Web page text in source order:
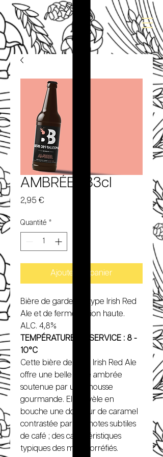
AMBRÉE - 33cl
2,95 €Prix
Quantité *
Ajouter au panier
Bière de garde, de type Irish Red
Ale et de fermentation haute.
ALC. 4,8%
TEMPÉRATURE DE SERVICE : 8 -
10°C
Cette bière de type Irish Red Ale
offre une belle robe ambrée
soutenue par une mousse
gourmande. Elle révèle en
bouche une douceur de caramel
contrastée par des notes subtiles
de café ; des caractéristiques
typiques des malts torréfiés.